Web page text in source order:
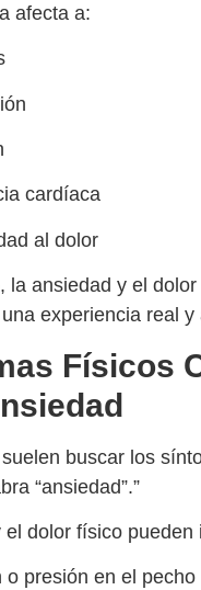
afecta a:
cardíaca
al dolor
la ansiedad y el
experiencia real y
Físicos
buscar los
“ansiedad”.”
el dolor físico pueden
o presión en el pecho